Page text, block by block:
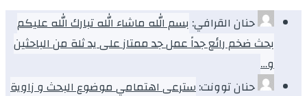
حنان القرافي: بسم الله ماشاء الله تبارك الله عليكم
بحث ضخم رائع جداً عمل جد ممتاز على يد ثلة من الباحثين
و…
حنان توونت:سترعى اهتمامي موضوع البحث و زاوية